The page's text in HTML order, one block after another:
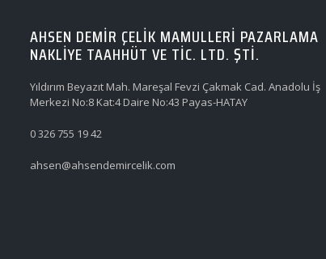
AHSEN DEMİR ÇELİK MAMULLERİ PAZARLAMA
NAKLİYE TAAHHÜT VE TİC. LTD. ŞTİ.
Yıldırım Beyazıt Mah. Mareşal Fevzi Çakmak Cad. Anadolu İş
Merkezi No:8 Kat:4 Daire No:43 Payas-HATAY
0 326 755 19 42
ahsen@ahsendemircelik.com